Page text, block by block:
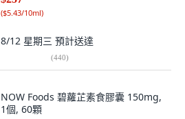
($5.43/10ml)
8/12 星期三 預計送達
(440)
NOW Foods 碧蘿芷素食膠囊 150mg,
1個, 60顆